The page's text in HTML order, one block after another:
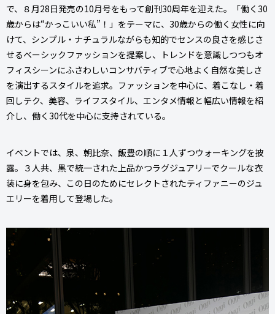
で、８月28日発売の10月号をもって創刊30周年を迎えた。「働く30
歳からは“かっこいい私”！」をテーマに、30歳からの働く女性に向
けて、シンプル・ナチュラルながらも知的でセンスの良さを感じさ
せるベーシックファッションを提案し、トレンドを意識しつつもオ
フィスシーンにふさわしいコンサバティブで心地よく自然な美しさ
を演出するスタイルを追求。ファッションを中心に、着こなし・着
回しテク、美容、ライフスタイル、エンタメ情報と幅広い情報を紹
介し、働く30代を中心に支持されている。
イベントでは、泉、朝比奈、飯豊の順に１人ずつウォーキングを披
露。３人共、黒で統一された上品かつラグジュアリーでクールな衣
装に身を包み、この日のためにセレクトされたティファニーのジュ
エリーを着用して登場した。